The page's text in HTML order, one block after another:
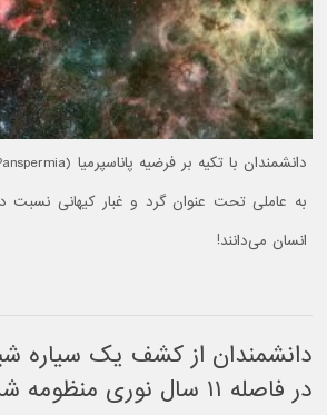
به عاملی تحت عنوان گرد و غبار کیهانی نسبت
انسان می‌دانند!
دانشمندان از کشف یک سیاره
در فاصله ۱۱ سال نوری منظومه شمسی خبر دادند!